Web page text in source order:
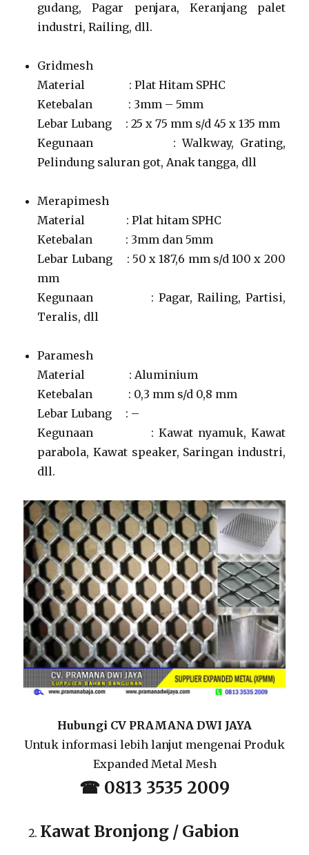
gudang, Pagar penjara, Keranjang palet
industri, Railing, dll.
Gridmesh
Material : Plat Hitam SPHC
Ketebalan : 3mm – 5mm
Lebar Lubang : 25 x 75 mm s/d 45 x 135 mm
Kegunaan : Walkway, Grating,
Pelindung saluran got, Anak tangga, dll
Merapimesh
Material : Plat hitam SPHC
Ketebalan : 3mm dan 5mm
Lebar Lubang : 50 x 187,6 mm s/d 100 x 200
mm
Kegunaan : Pagar, Railing, Partisi,
Teralis, dll
Paramesh
Material : Aluminium
Ketebalan : 0,3 mm s/d 0,8 mm
Lebar Lubang : –
Kegunaan : Kawat nyamuk, Kawat
parabola, Kawat speaker, Saringan industri,
dll.
Hubungi CV PRAMANA DWI JAYA
Untuk informasi lebih lanjut mengenai Produk
Expanded Metal Mesh
☎ 0813 3535 2009
Kawat Bronjong / Gabion